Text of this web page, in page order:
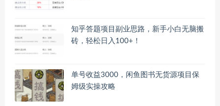
知乎答题项目副业思路，新手小白无脑搬
砖，轻松日入100+！
单号收益3000，闲鱼图书无货源项目保
姆级实操攻略